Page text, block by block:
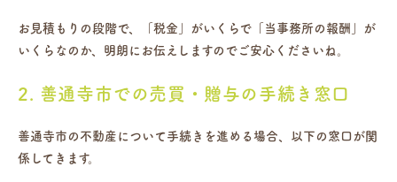
お見積もりの段階で、「税金」がいくらで「当事務所の報酬」が
いくらなのか、明朗にお伝えしますのでご安心くださいね。
2. 善通寺市での売買・贈与の手続き窓口
善通寺市の不動産について手続きを進める場合、以下の窓口が関
係してきます。